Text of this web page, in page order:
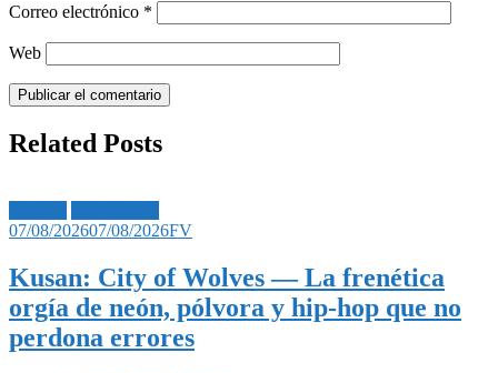
Correo electrónico *
Web
Related Posts
07/08/202607/08/2026FV
Kusan: City of Wolves — La frenética
orgía de neón, pólvora y hip-hop que no
perdona errores